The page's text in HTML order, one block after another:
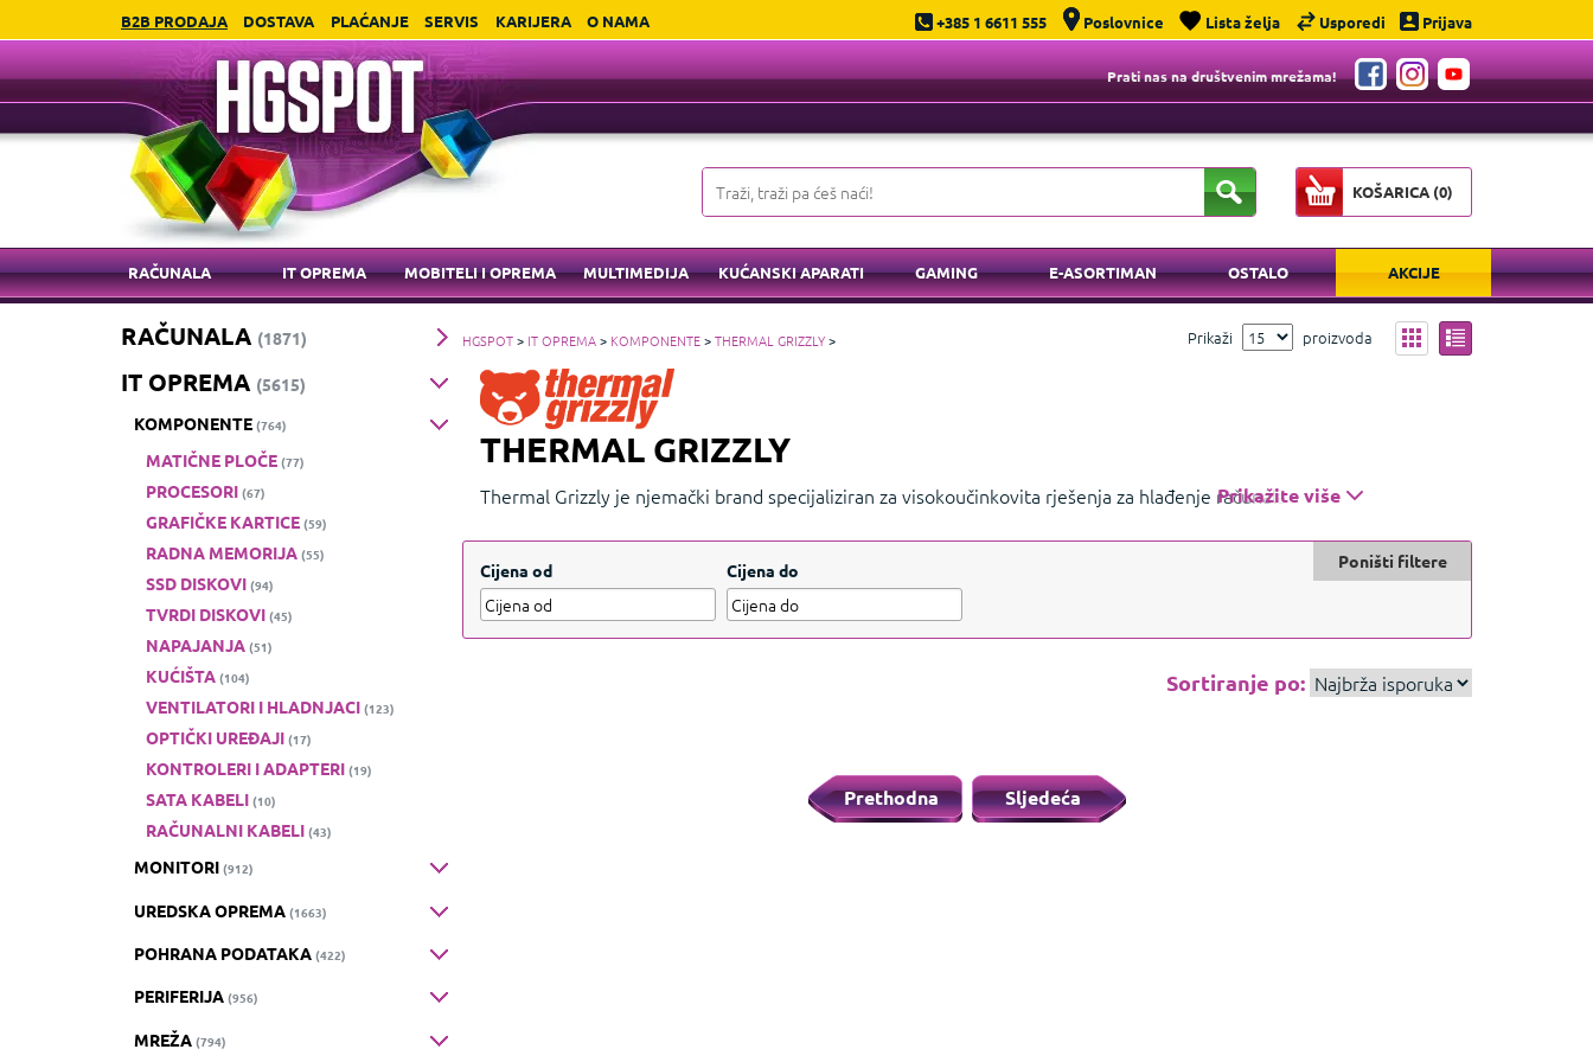
B2B PRODAJA DOSTAVA PLAĆANJE SERVIS KARIJERA O NAMA +385 1 6611 555 Poslovnice Lista želja Usporedi Prijava
Prati nas na društvenim mrežama!
KOŠARICA (0)
RAČUNALA IT OPREMA MOBITELI I OPREMA MULTIMEDIJA KUĆANSKI APARATI GAMING E-ASORTIMAN OSTALO AKCIJE
RAČUNALA (1871)
IT OPREMA (5615)
KOMPONENTE (764)
MATIČNE PLOČE(77)
PROCESORI(67)
GRAFIČKE KARTICE(59)
RADNA MEMORIJA(55)
SSD DISKOVI(94)
TVRDI DISKOVI(45)
NAPAJANJA(51)
KUĆIŠTA(104)
VENTILATORI I HLADNJACI(123)
OPTIČKI UREĐAJI(17)
KONTROLERI I ADAPTERI(19)
SATA KABELI(10)
RAČUNALNI KABELI(43)
MONITORI (912)
UREDSKA OPREMA (1663)
POHRANA PODATAKA (422)
PERIFERIJA (956)
MREŽA (794)
HGSPOT> IT OPREMA> KOMPONENTE>THERMAL GRIZZLY> Prikaži proizvoda
THERMAL GRIZZLY
Thermal Grizzly je njemački brand specijaliziran za visokoučinkovita rješenja za hlađenje računala, uključujući
Prikažite više
Cijena od Cijena do Poništi filtere
Sortiranje po:
Prethodna Sljedeća